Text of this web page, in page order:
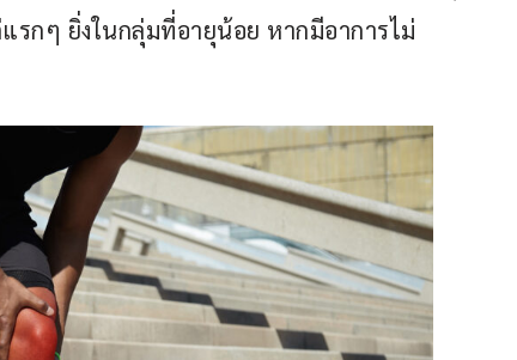
รกๆ ยิ่งในกลุ่มที่อายุน้อย หากมีอาการไม่